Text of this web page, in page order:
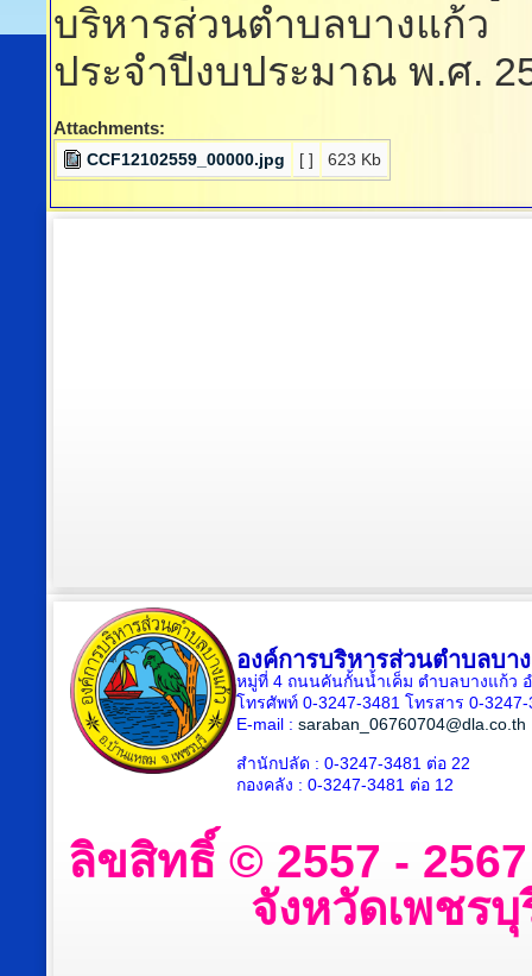
บริหารส่วนตำบลบางแก้ว
ประจำปีงบประมาณ พ.ศ.
Attachments:
CCF12102559_00000.jpg [ ] 623 Kb
องค์การบริหารส่วนตำบลบา
หมู่ที่ 4 ถนนคันกั้นน้ำเค็ม ตำบลบางแก้ว
โทรศัพท์ 0-3247-3481 โทรสาร 0-3247-
E-mail : saraban_06760704@dla.co.th
สำนักปลัด : 0-3247-3481 ต่อ 22
กองคลัง : 0-3247-3481 ต่อ 12
ลิขสิทธิ์ © 2557 -
จังหวัดเพชร